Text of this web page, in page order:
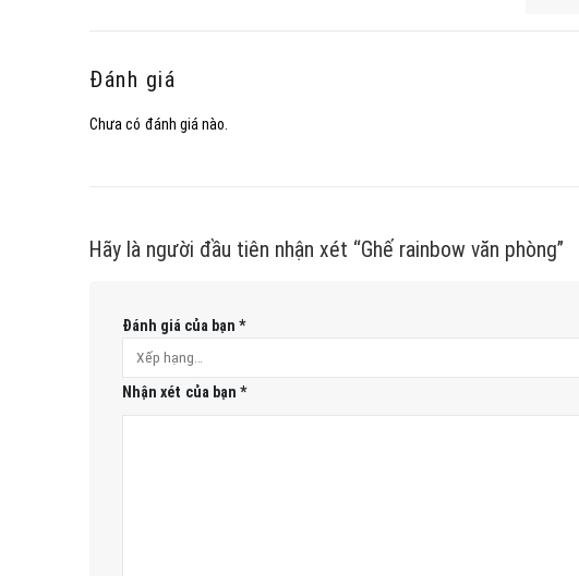
Đánh giá
Chưa có đánh giá nào.
Hãy là người đầu tiên nhận xét “Ghế rainbow văn phòng”
Đánh giá của bạn *
Nhận xét của bạn*